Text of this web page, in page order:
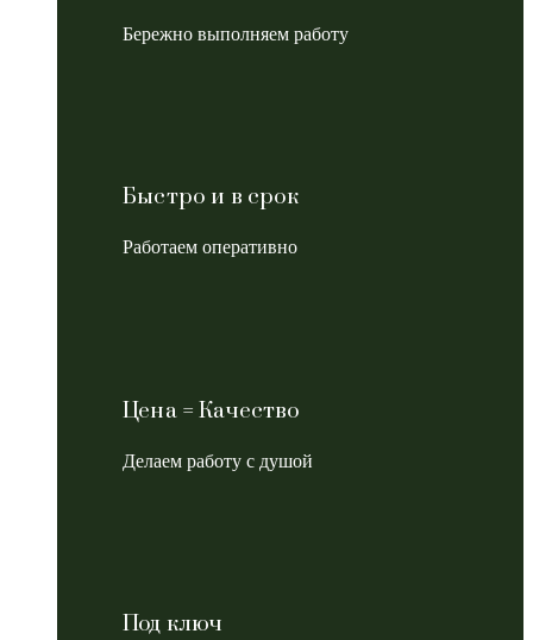
Бережно выполняем работу
Быстро и в срок
Работаем оперативно
Цена = Качество
Делаем работу с душой
Под ключ